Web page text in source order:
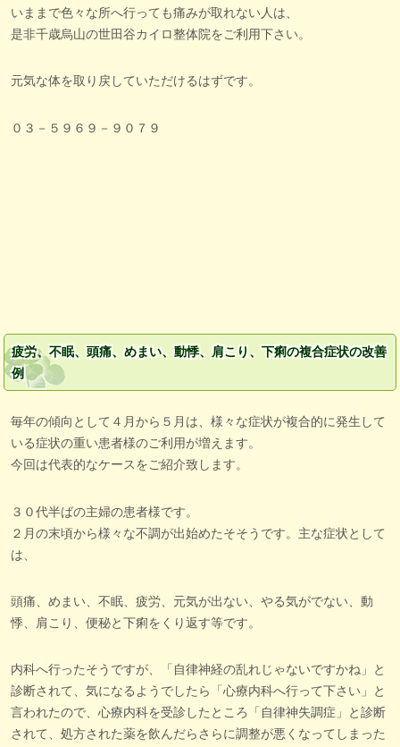
いままで色々な所へ行っても痛みが取れない人は、
是非千歳烏山の世田谷カイロ整体院をご利用下さい。
元気な体を取り戻していただけるはずです。
０３－５９６９－９０７９
疲労、不眠、頭痛、めまい、動悸、肩こり、下痢の複合症状の改善
例
毎年の傾向として４月から５月は、様々な症状が複合的に発生して
いる症状の重い患者様のご利用が増えます。
今回は代表的なケースをご紹介致します。
３０代半ばの主婦の患者様です。
２月の末頃から様々な不調が出始めたそそうです。主な症状として
は、
頭痛、めまい、不眠、疲労、元気が出ない、やる気がでない、動
悸、肩こり、便秘と下痢をくり返す等です。
内科へ行ったそうですが、「自律神経の乱れじゃないですかね」と
診断されて、気になるようでしたら「心療内科へ行って下さい」と
言われたので、心療内科を受診したところ「自律神失調症」と診断
されて、処方された薬を飲んだらさらに調整が悪くなってしまった